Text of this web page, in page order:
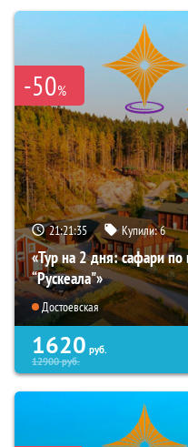
-50%
21:21:33 Купили:6
«Тур на 2 дня: сафари
“Рускеала"»
Достоевская
1620 руб.
12900руб.